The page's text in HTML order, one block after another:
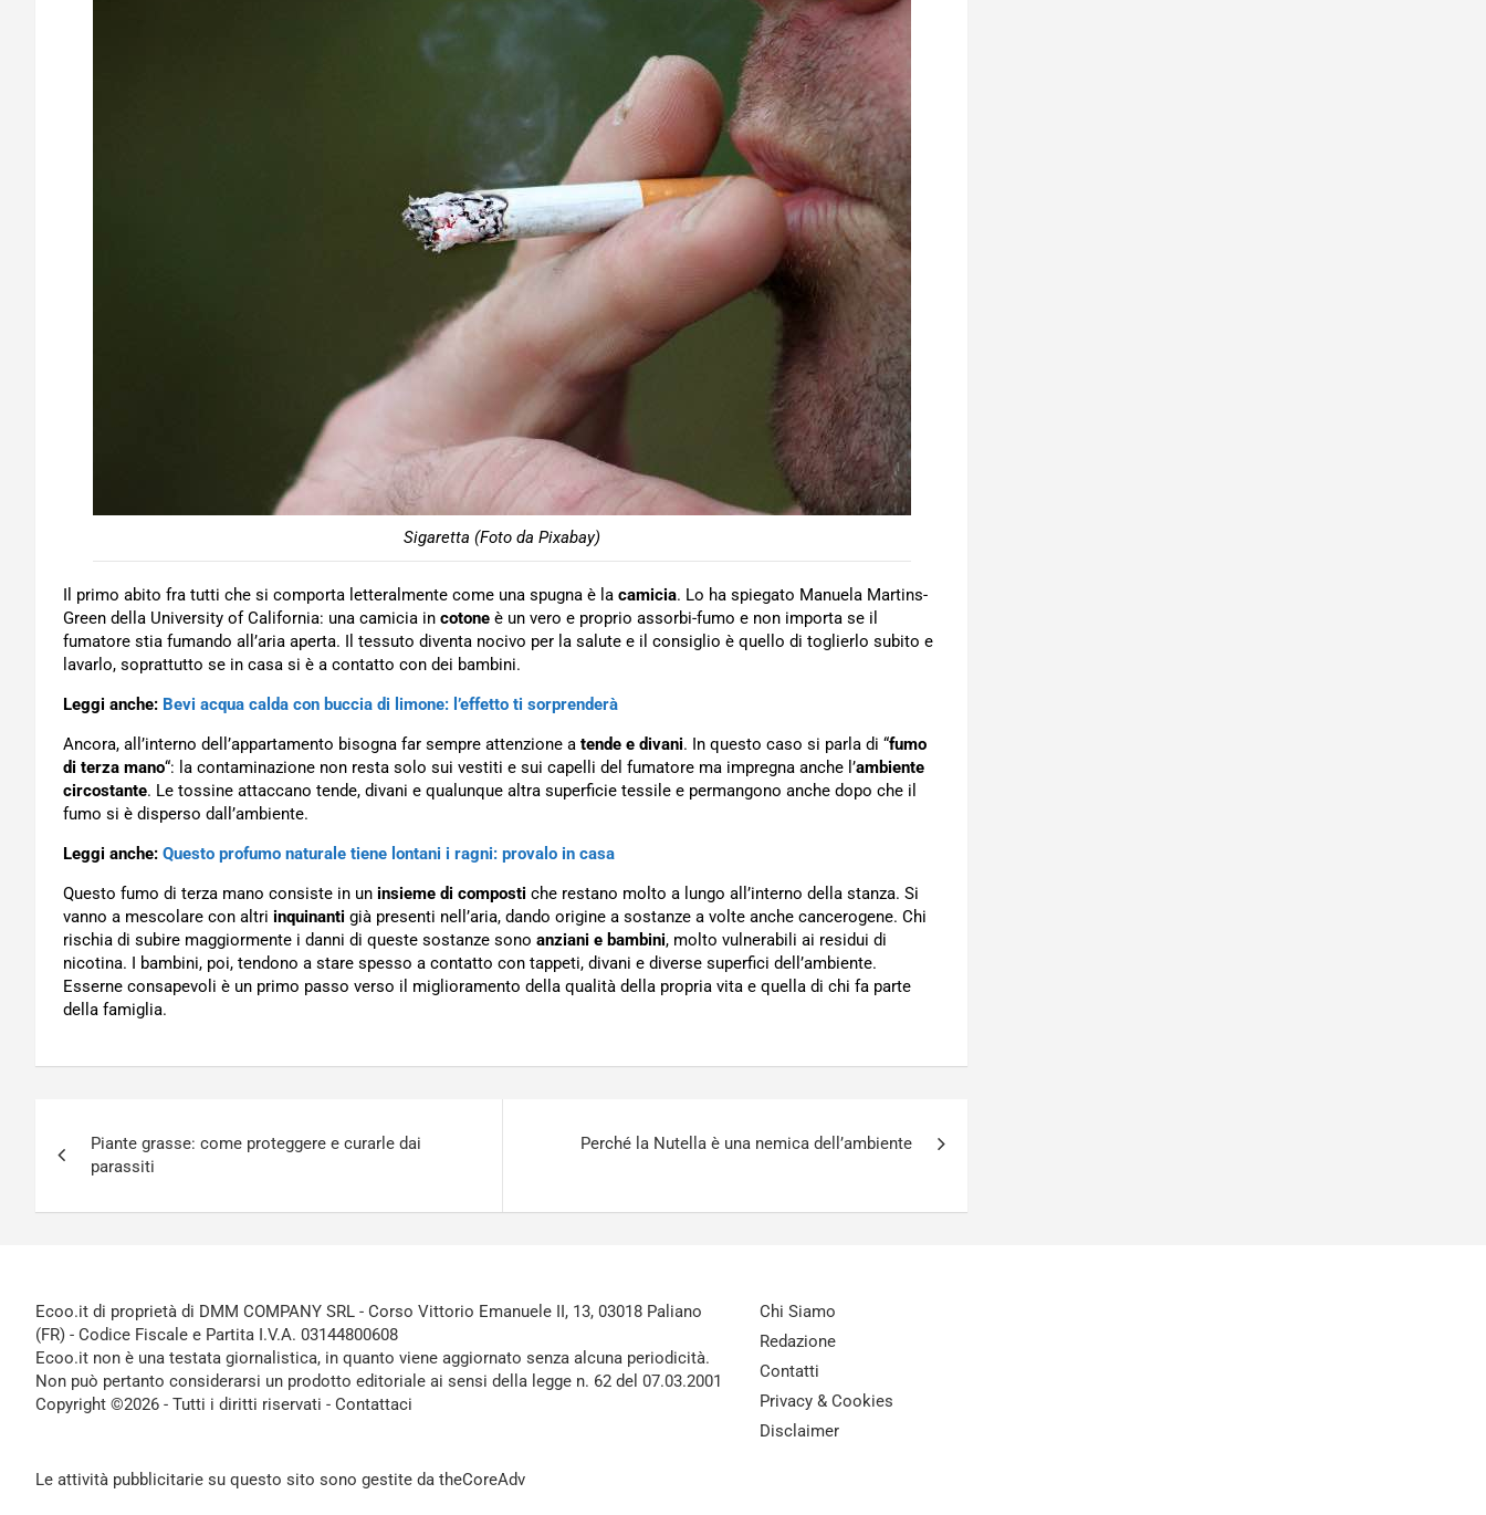
Sigaretta (Foto da Pixabay)
Il primo abito fra tutti che si comporta letteralmente come una spugna è la camicia. Lo ha spiegato Manuela Martins-
Green della University of California: una camicia in cotone è un vero e proprio assorbi-fumo e non importa se il
fumatore stia fumando all’aria aperta. Il tessuto diventa nocivo per la salute e il consiglio è quello di toglierlo subito e
lavarlo, soprattutto se in casa si è a contatto con dei bambini.
Leggi anche: Bevi acqua calda con buccia di limone: l’effetto ti sorprenderà
Ancora, all’interno dell’appartamento bisogna far sempre attenzione a tende e divani. In questo caso si parla di “fumo
di terza mano“: la contaminazione non resta solo sui vestiti e sui capelli del fumatore ma impregna anche l’ambiente
circostante. Le tossine attaccano tende, divani e qualunque altra superficie tessile e permangono anche dopo che il
fumo si è disperso dall’ambiente.
Leggi anche: Questo profumo naturale tiene lontani i ragni: provalo in casa
Questo fumo di terza mano consiste in un insieme di composti che restano molto a lungo all’interno della stanza. Si
vanno a mescolare con altri inquinanti già presenti nell’aria, dando origine a sostanze a volte anche cancerogene. Chi
rischia di subire maggiormente i danni di queste sostanze sono anziani e bambini, molto vulnerabili ai residui di
nicotina. I bambini, poi, tendono a stare spesso a contatto con tappeti, divani e diverse superfici dell’ambiente.
Esserne consapevoli è un primo passo verso il miglioramento della qualità della propria vita e quella di chi fa parte
della famiglia.
articoli
Piante grasse: come proteggere e curarle dai
parassiti
Perché la Nutella è una nemica dell’ambiente
Ecoo.it di proprietà di DMM COMPANY SRL - Corso Vittorio Emanuele II, 13, 03018 Paliano
(FR) - Codice Fiscale e Partita I.V.A. 03144800608
Ecoo.it non è una testata giornalistica, in quanto viene aggiornato senza alcuna periodicità.
Non può pertanto considerarsi un prodotto editoriale ai sensi della legge n. 62 del 07.03.2001
Copyright ©2026 - Tutti i diritti riservati - Contattaci
Le attività pubblicitarie su questo sito sono gestite da theCoreAdv
Chi Siamo
Redazione
Contatti
Privacy & Cookies
Disclaimer